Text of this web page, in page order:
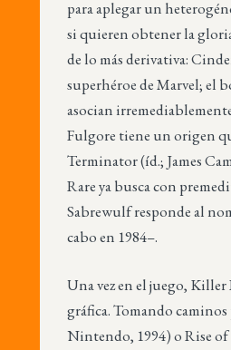
para aplegar un
si quieren obtener la
de lo más derivativa:
superhéroe de Marvel; el
asocian
Fulgore tiene un origen
Terminator (íd.; James
Rare ya busca con
Sabrewulf responde al
cabo en 1984–.
Una vez en el juego,
gráfica. Tomando
Nintendo, 1994) o Rise